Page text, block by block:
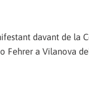
davant de la
Fehrer a Vilanova